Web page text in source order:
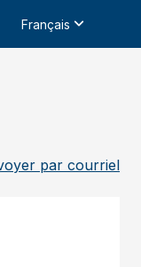
Français
par courriel